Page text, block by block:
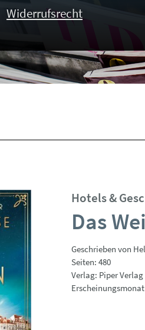
Widerrufsrecht
Hotels &
Das
Geschrieben von
Seiten: 480
Verlag: Piper Verlag